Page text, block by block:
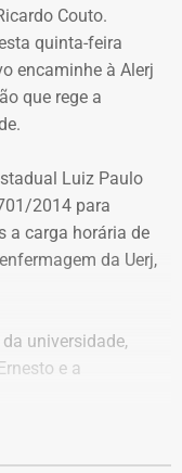
Couto.
quinta-feira
encaminhe à Alerj
que rege a
Luiz Paulo
2014 para
a carga horária de
da Uerj,
universidade,
e a
corrigir uma